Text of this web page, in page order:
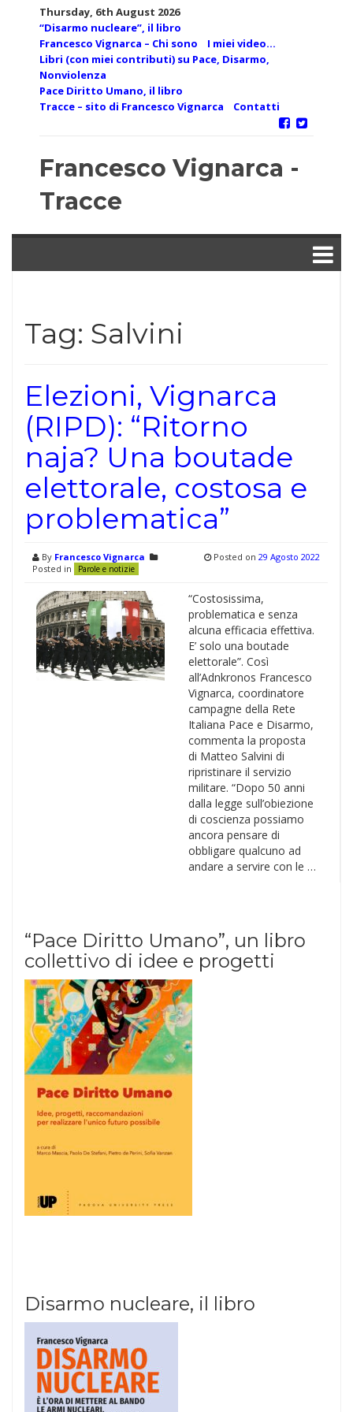
Thursday, 6th August 2026
“Disarmo nucleare”, il libro
Francesco Vignarca – Chi sono
I miei video…
Libri (con miei contributi) su Pace, Disarmo,
Nonviolenza
Pace Diritto Umano, il libro
Tracce – sito di Francesco Vignarca
Contatti
Francesco Vignarca -
Tracce
Tag: Salvini
Elezioni, Vignarca
(RIPD): “Ritorno
naja? Una boutade
elettorale, costosa e
problematica”
By Francesco Vignarca
Posted in
Parole e notizie
Posted on 29 Agosto 2022
“Costosissima,
problematica e senza
alcuna efficacia effettiva.
E’ solo una boutade
elettorale”. Così
all’Adnkronos Francesco
Vignarca, coordinatore
campagne della Rete
Italiana Pace e Disarmo,
commenta la proposta
di Matteo Salvini di
ripristinare il servizio
militare. “Dopo 50 anni
dalla legge sull’obiezione
di coscienza possiamo
ancora pensare di
obbligare qualcuno ad
andare a servire con le …
“Pace Diritto Umano”, un libro
collettivo di idee e progetti
Disarmo nucleare, il libro